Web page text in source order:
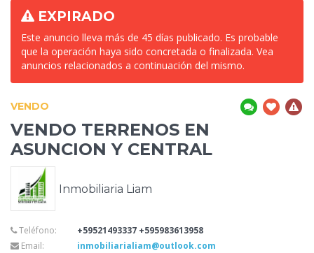
EXPIRADO
Este anuncio lleva más de 45 días publicado. Es probable
que la operación haya sido concretada o finalizada. Vea
anuncios relacionados a continuación del mismo.
VENDO
VENDO TERRENOS EN
ASUNCION Y CENTRAL
Inmobiliaria Liam
Teléfono:
+59521493337 +595983613958
Email:
inmobiliarialiam@outlook.com